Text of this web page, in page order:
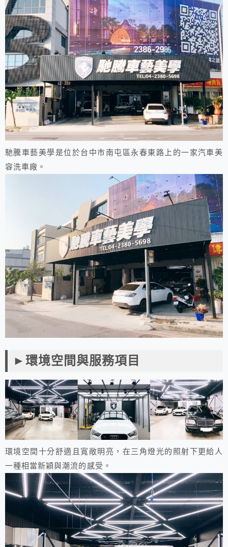
馳騰車藝美學是位於台中市南屯區永春東路上的一家汽車美
容洗車廠。
►環境空間與服務項目
環境空間十分舒適且寬敞明亮，在三角燈光的照射下更給人
一種相當新穎與潮流的感受。